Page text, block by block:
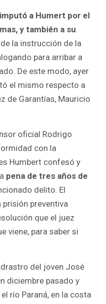
imputó a Humert por el
y también a su
la instrucción de la
para arribar a
De este modo, ayer
el mismo respecto a
de Garantías, Mauricio
oficial Rodrigo
con la
Humbert confesó y
pena de tres años de
delito. El
preventiva
que el juez
viene, para saber si
del joven José
diciembre pasado y
río Paraná, en la costa